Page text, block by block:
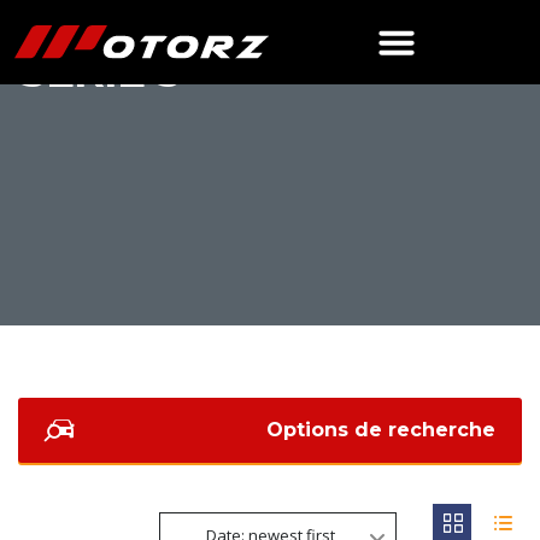
SÉRIE 5
Options de recherche
Date: newest first